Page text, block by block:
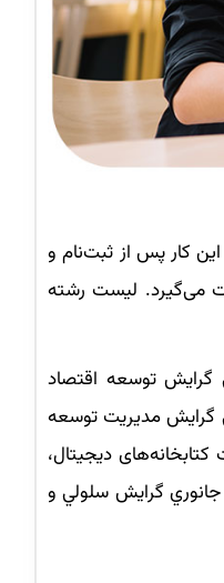
کار پس از ثبت‌نام و
می‌گیرد. لیست رشته
گرايش توسعه اقتصاد
گرايش مديريت توسعه
دیجیتال،
گرايش سلولي و